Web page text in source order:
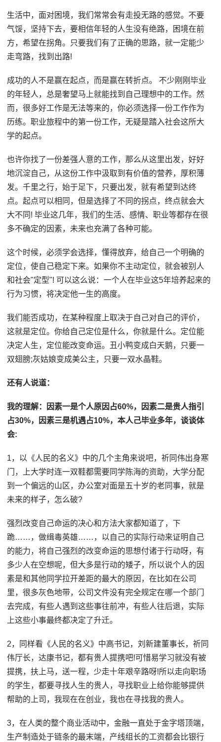
生活中，面对困境，我们常常会有走投无路的感觉。不要
气馁，坚持下去，要相信年轻的人生没有绝路，困境在前
方，希望在拐角。只要我们有了正确的思路，就一定能少
走弯路，找到出路!
成功的人不是赢在起点，而是赢在转折点。 不少刚刚毕业
的年轻人，总是奢望马上就能找到自己理想中的工作。然
而，很多好工作是无法等来的，你必须选择一份工作作为
历练。职业旅程中的第一份工作，无疑是踏入社会这所大
学的起点。
也许你找了一份差强人意的工作，那么从这里出发，好好
地沉淀自己，从这份工作中汲取到有价值的营养，厚积薄
发。千里之行，始于足下，只要出发，就有希望到达终
点。起点可以相同，但是选择了不同的拐点，终点就会大
大不同! 毕业这几年，我们的生活、感情、职业等都存在很
多不确定的因素，未来也充满了各种可能。
这个时候，必须学会选择，懂得放弃，给自己一个明确的
定位，使自己稳定下来。如果你不主动定位，就会被别人
和社会"定型"! 可以这么说：一个人在毕业这5年培养起来的
行为习惯，将决定他一生的高度。
我们能否成功，在某种程度上取决于自己对自己的评价，
这就是定位。你给自己定位是什么，你就是什么。定位能
决定人生，定位能改变命运。丑小鸭变成白天鹅，只要一
双翅膀;灰姑娘变成美公主，只要一双水晶鞋。
还有人说道：
我的理解：因素一是个人原因占60%，因素二是贵人指引
占30%，因素三是机遇占10%，本人己毕业多年，谈谈体
会:
1，以《人民的名义》中的几个主角来说吧，祈同伟出身寒
门，上大学时连一双鞋都需要同学陈海的资助，大学分配
到一个偏远的山区，办公室对面是五十岁的老同事，就是
未来的样子，怎么破?
强烈改变自己命运的决心和方法大家都知道了，下
跪……，做缉毒英雄……，以自己的实际行动来证明自己
的能力，将自己强烈的改变命运的思想付诸于行动呀，有
多少人在空想呢，但大多是行动的矮子，所以说个人的因
素是和其他同学拉开差距的最大的原因，在比如在公司
里，很多灰色地带，公司文件没有完全规定在哪一个部门
去完成，有些人遇到这些事往前冲，有些人往后退，实际
上这些小事最终都决定了升迁。
2，同样看《人民的名义》中高书记，刘新建董事长，祈同
伟厅长，达康书记，都有贵人提携吧!可惜易学习就没有被
提携，扶上马，送一程，少走十年艰辛路呀!所以走向职场
的学生，都要寻找人生的贵人，寻找职业上给你能够提供
帮助的上司，我现在在创业，我也在寻找我的贵人。
3，在人类的整个商业活动中，金融一直处于金字塔顶端，
生产制造处于链条的最末端，产线组长的工资都会比银行